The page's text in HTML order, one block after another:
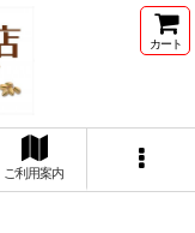
カート
ご利用案内